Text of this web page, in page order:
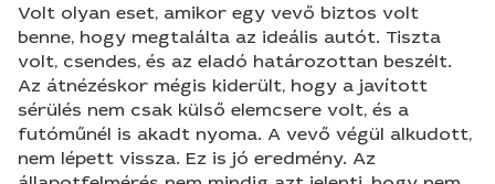
Volt olyan eset, amikor egy vevő biztos volt
benne, hogy megtalálta az ideális autót. Tiszta
volt, csendes, és az eladó határozottan beszélt.
Az átnézéskor mégis kiderült, hogy a javított
sérülés nem csak külső elemcsere volt, és a
futóműnél is akadt nyoma. A vevő végül alkudott,
nem lépett vissza. Ez is jó eredmény. Az